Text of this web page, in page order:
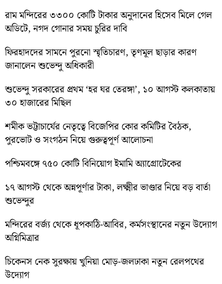
রাম মন্দিরের ৩৩০০ কোটি টাকার অনুদানের হিসেব মিলে গেল
অডিটে, নগদ গোনার সময় চুরির দাবি
ফিরহাদদের সামনে পুরনো স্মৃতিচারণ, তৃণমূল ছাড়ার কারণ
জানালেন শুভেন্দু অধিকারী
শুভেন্দু সরকারের প্রথম ‘হর ঘর তেরঙ্গা’, ১০ আগস্ট কলকাতায়
৩০ হাজারের মিছিল
শমীক ভট্টাচার্যের নেতৃত্বে বিজেপির কোর কমিটির বৈঠক,
পুরভোট ও সংগঠন নিয়ে গুরুত্বপূর্ণ আলোচনা
পশ্চিমবঙ্গে ৭৫০ কোটি বিনিয়োগ ইমামি অ্যাগ্রোটেকের
১৭ আগস্ট থেকে অন্নপূর্ণার টাকা, লক্ষ্মীর ভাণ্ডার নিয়ে বড় বার্তা
শুভেন্দুর
মন্দিরের বর্জ্য থেকে ধূপকাঠি-আবির, কর্মসংস্থানের নতুন উদ্যোগ
অগ্নিমিত্রার
চিকেনস নেক সুরক্ষায় খুনিয়া মোড়-জলঢাকা নতুন রেলপথের
উদ্যোগ